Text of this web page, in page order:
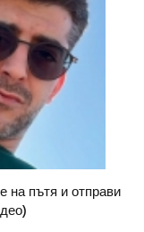
на пътя и отправи